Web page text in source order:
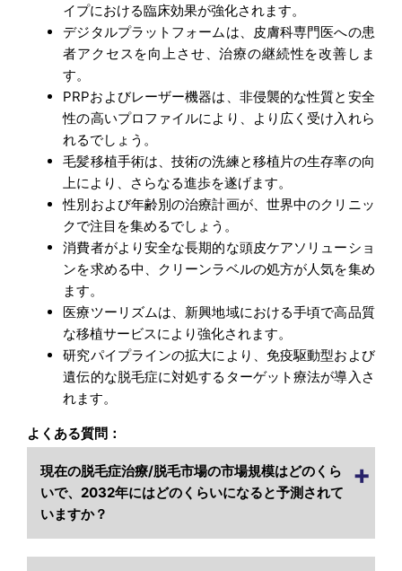
イプにおける臨床効果が強化されます。
デジタルプラットフォームは、皮膚科専門医への患
者アクセスを向上させ、治療の継続性を改善しま
す。
PRPおよびレーザー機器は、非侵襲的な性質と安全
性の高いプロファイルにより、より広く受け入れら
れるでしょう。
毛髪移植手術は、技術の洗練と移植片の生存率の向
上により、さらなる進歩を遂げます。
性別および年齢別の治療計画が、世界中のクリニッ
クで注目を集めるでしょう。
消費者がより安全な長期的な頭皮ケアソリューショ
ンを求める中、クリーンラベルの処方が人気を集め
ます。
医療ツーリズムは、新興地域における手頃で高品質
な移植サービスにより強化されます。
研究パイプラインの拡大により、免疫駆動型および
遺伝的な脱毛症に対処するターゲット療法が導入さ
れます。
よくある質問：
現在の脱毛症治療/脱毛市場の市場規模はどのくら
いで、2032年にはどのくらいになると予測されて
いますか？